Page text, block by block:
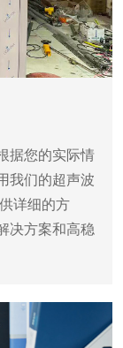
据您的实际情
我们的超声波
详细的方
决方案和高稳